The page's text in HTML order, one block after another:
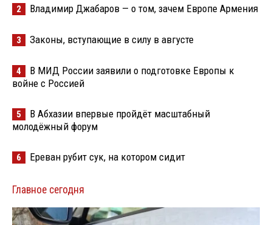
2 Владимир Джабаров — о том, зачем Европе Армения
3 Законы, вступающие в силу в августе
4
В МИД России заявили о подготовке Европы к
войне с Россией
5
В Абхазии впервые пройдёт масштабный
молодёжный форум
6 Ереван рубит сук, на котором сидит
Главное сегодня